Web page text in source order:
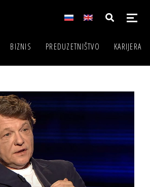
BIZNIS PREDUZETNIŠTVO KARIJERA